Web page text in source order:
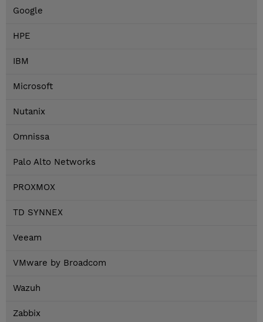
Google
HPE
IBM
Microsoft
Nutanix
Omnissa
Palo Alto Networks
PROXMOX
TD SYNNEX
Veeam
VMware by Broadcom
Wazuh
Zabbix